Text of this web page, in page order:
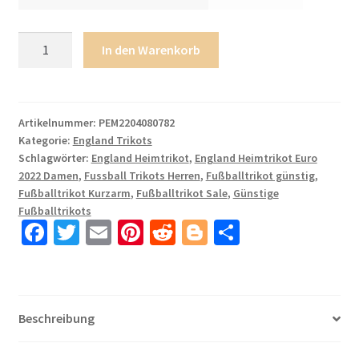
EM
2022
Orange
Trikotsatz
Kurzarm
+
Kurze
Menge
In den Warenkorb
Artikelnummer: PEM2204080782
Kategorie: England Trikots
Schlagwörter: England Heimtrikot, England Heimtrikot Euro
2022 Damen, Fussball Trikots Herren, Fußballtrikot günstig,
Fußballtrikot Kurzarm, Fußballtrikot Sale, Günstige
Fußballtrikots
Fa
o
T
er
E Pi R Bl T
Beschreibung